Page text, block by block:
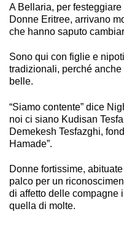
A Bellaria, per
Donne Eritree, arrivano
che hanno saputo
Sono qui con figlie e
tradizionali, perché
belle.
“Siamo contente” dice
noi ci siano Kudisan
Demekesh Tesfazghi,
Hamade”.
Donne fortissime,
palco per un
di affetto delle compagne
quella di molte.